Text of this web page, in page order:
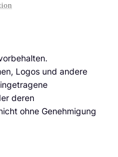
Logos und andere
deren
ohne Genehmigung